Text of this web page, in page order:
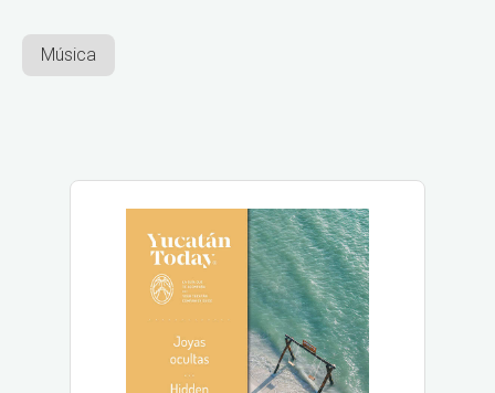
Música